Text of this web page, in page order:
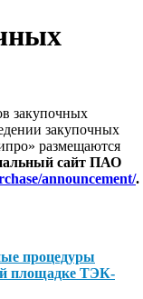
закупочных
закупочных
размещаются
сайт ПАО
announcement/.
процедуры
площадке ТЭК-